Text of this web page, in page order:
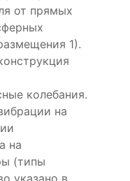
от прямых
1).
колебания.
на
на
(типы
указано в